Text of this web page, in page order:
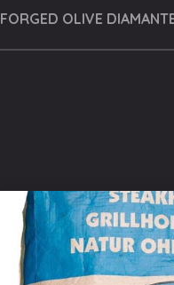
FORGED OLIVE